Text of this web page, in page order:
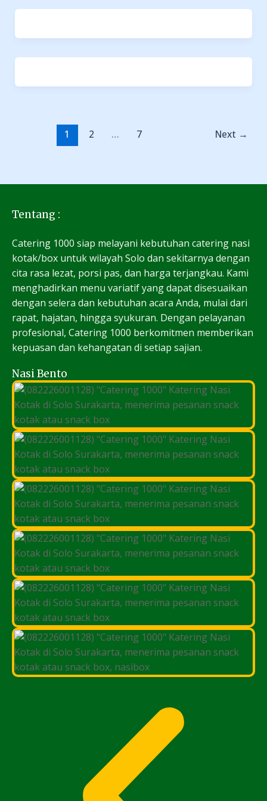
1 2 … 7 Next →
Tentang :
Catering 1000 siap melayani kebutuhan catering nasi
kotak/box untuk wilayah Solo dan sekitarnya dengan
cita rasa lezat, porsi pas, dan harga terjangkau. Kami
menghadirkan menu variatif yang dapat disesuaikan
dengan selera dan kebutuhan acara Anda, mulai dari
rapat, hajatan, hingga syukuran. Dengan pelayanan
profesional, Catering 1000 berkomitmen memberikan
kepuasan dan kehangatan di setiap sajian.
Nasi Bento